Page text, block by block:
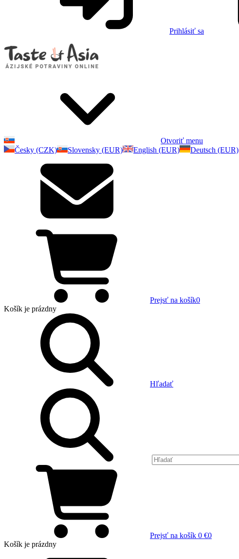
Prihlásiť sa
Otvoriť menu
Česky (CZK)
Slovensky (EUR) English (EUR) Deutsch (EUR)
Prejsť na košík0
Košík je prázdny
Hľadať
Prejsť na košík 0 €0
Košík je prázdny